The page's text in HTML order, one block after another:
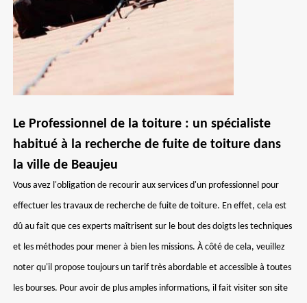
Le Professionnel de la toiture : un spécialiste
habitué à la recherche de fuite de toiture dans
la ville de Beaujeu
Vous avez l'obligation de recourir aux services d'un professionnel pour
effectuer les travaux de recherche de fuite de toiture. En effet, cela est
dû au fait que ces experts maîtrisent sur le bout des doigts les techniques
et les méthodes pour mener à bien les missions. À côté de cela, veuillez
noter qu'il propose toujours un tarif très abordable et accessible à toutes
les bourses. Pour avoir de plus amples informations, il fait visiter son site